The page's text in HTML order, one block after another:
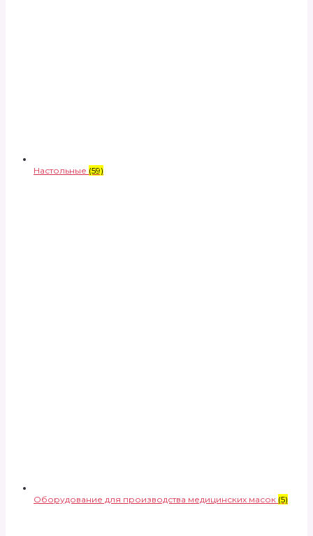
Настольные (59)
Оборудование для производства медицинских масок (5)